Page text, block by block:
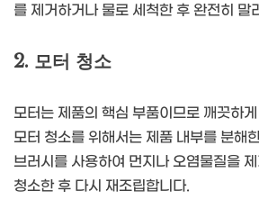
를 제거하거나 물로 세척한 후 완전히 말
2. 모터 청소
모터는 제품의 핵심 부품이므로 깨끗하
모터 청소를 위해서는 제품 내부를 분해
브러시를 사용하여 먼지나 오염물질을
청소한 후 다시 재조립합니다.